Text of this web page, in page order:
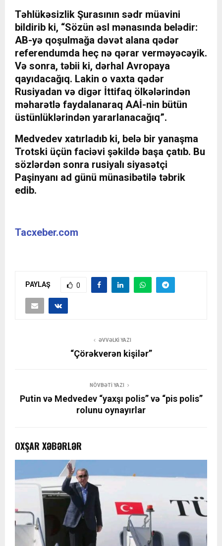
Təhlükəsizlik Şurasının sədr müavini
bildirib ki, “Sözün əsl mənasında belədir:
AB-yə qoşulmağa dəvət alana qədər
referendumda heç nə qərar verməyəcəyik.
Və sonra, təbii ki, dərhal Avropaya
qayıdacağıq. Lakin o vaxta qədər
Rusiyadan və digər İttifaq ölkələrindən
məharətlə faydalanaraq AAİ-nin bütün
üstünlüklərindən yararlanacağıq”.
Medvedev xatırladıb ki, belə bir yanaşma
Trotski üçün faciəvi şəkildə başa çatıb. Bu
sözlərdən sonra rusiyalı siyasətçi
Paşinyanı ad günü münasibətilə təbrik
edib.
Tacxeber.com
PAYLAŞ 0
ƏVVƏLKI YAZI
“Çörəkverən kişilər”
NÖVBƏTI YAZI
Putin və Medvedev “yaxşı polis” və “pis polis”
rolunu oynayırlar
OXŞAR XƏBƏRLƏR